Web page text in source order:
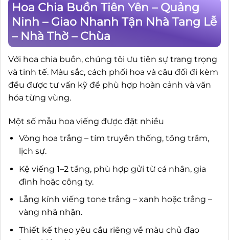
Hoa Chia Buồn Tiên Yên – Quảng
Ninh – Giao Nhanh Tận Nhà Tang Lễ
– Nhà Thờ – Chùa
Với hoa chia buồn, chúng tôi ưu tiên sự trang trọng
và tinh tế. Màu sắc, cách phối hoa và câu đối đi kèm
đều được tư vấn kỹ để phù hợp hoàn cảnh và văn
hóa từng vùng.
Một số mẫu hoa viếng được đặt nhiều
Vòng hoa trắng – tím truyền thống, tông trầm,
lịch sự.
Kệ viếng 1–2 tầng, phù hợp gửi từ cá nhân, gia
đình hoặc công ty.
Lẵng kính viếng tone trắng – xanh hoặc trắng –
vàng nhã nhặn.
Thiết kế theo yêu cầu riêng về màu chủ đạo